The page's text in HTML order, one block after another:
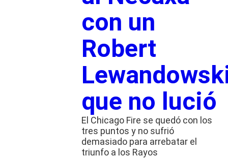
con un
Robert
que no lució
El Chicago Fire se quedó con los
tres puntos y no sufrió
demasiado para arrebatar el
triunfo a los Rayos